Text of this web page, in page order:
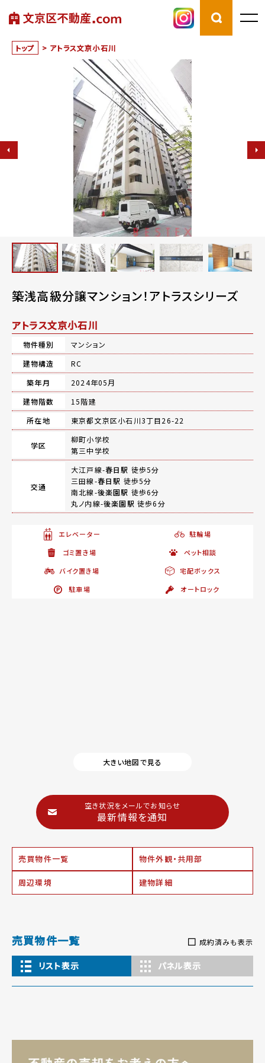
トップ > アトラス文京小石川
築浅高級分譲マンション！アトラスシリーズ
アトラス文京小石川
物件種別
マンション
建物構造
RC
築年月
2024年05月
建物階数
15階建
所在地
東京都文京区小石川3丁目26-22
学区
柳町小学校
第三中学校
交通
大江戸線-春日駅 徒歩5分
三田線-春日駅 徒歩5分
南北線-後楽園駅 徒歩6分
丸ノ内線-後楽園駅 徒歩6分
エレベーター
駐輪場
ゴミ置き場
ペット相談
バイク置き場
宅配ボックス
駐車場
オートロック
大きい地図で見る
空き状況をメールでお知らせ
最新情報を通知
売買物件一覧 物件外観・共用部
周辺環境 建物詳細
売買物件一覧 成約済みも表示
リスト表示 パネル表示